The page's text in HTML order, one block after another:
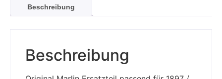
Beschreibung
Beschreibung